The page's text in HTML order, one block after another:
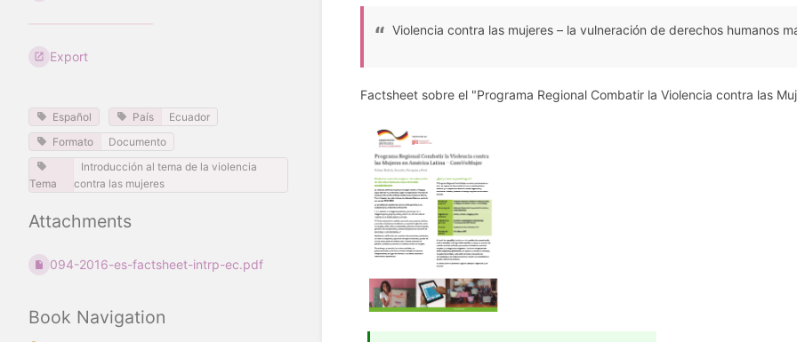
Export
Español País
Ecuador
Formato
Documento
Tema
Introducción al tema de la violencia
contra las mujeres
Attachments
094-2016-es-factsheet-intrp-ec.pdf
Book Navigation
Violencia contra las mujeres – la vulneración de derechos humanos
Factsheet sobre el "Programa Regional Combatir la Violencia contra las